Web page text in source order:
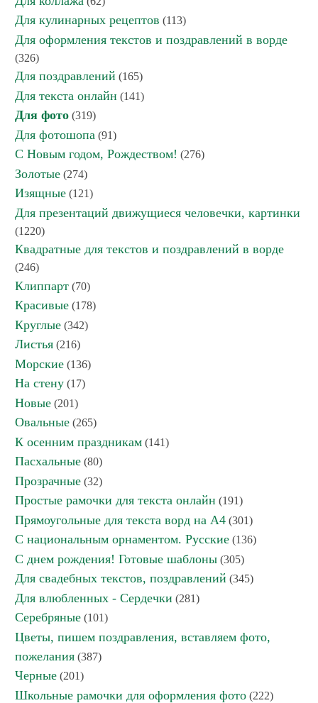
Для кулинарных рецептов (113)
Для оформления текстов и поздравлений в ворде
(326)
Для поздравлений (165)
Для текста онлайн (141)
Для фото (319)
Для фотошопа (91)
С Новым годом, Рождеством! (276)
Золотые (274)
Изящные (121)
Для презентаций движущиеся человечки, картинки
(1220)
Квадратные для текстов и поздравлений в ворде
(246)
Клиппарт (70)
Красивые (178)
Круглые (342)
Листья (216)
Морские (136)
На стену (17)
Новые (201)
Овальные (265)
К осенним праздникам (141)
Пасхальные (80)
Прозрачные (32)
Простые рамочки для текста онлайн (191)
Прямоугольные для текста ворд на А4 (301)
С национальным орнаментом. Русские (136)
С днем рождения! Готовые шаблоны (305)
Для свадебных текстов, поздравлений (345)
Для влюбленных - Сердечки (281)
Серебряные (101)
Цветы, пишем поздравления, вставляем фото,
пожелания (387)
Черные (201)
Школьные рамочки для оформления фото (222)